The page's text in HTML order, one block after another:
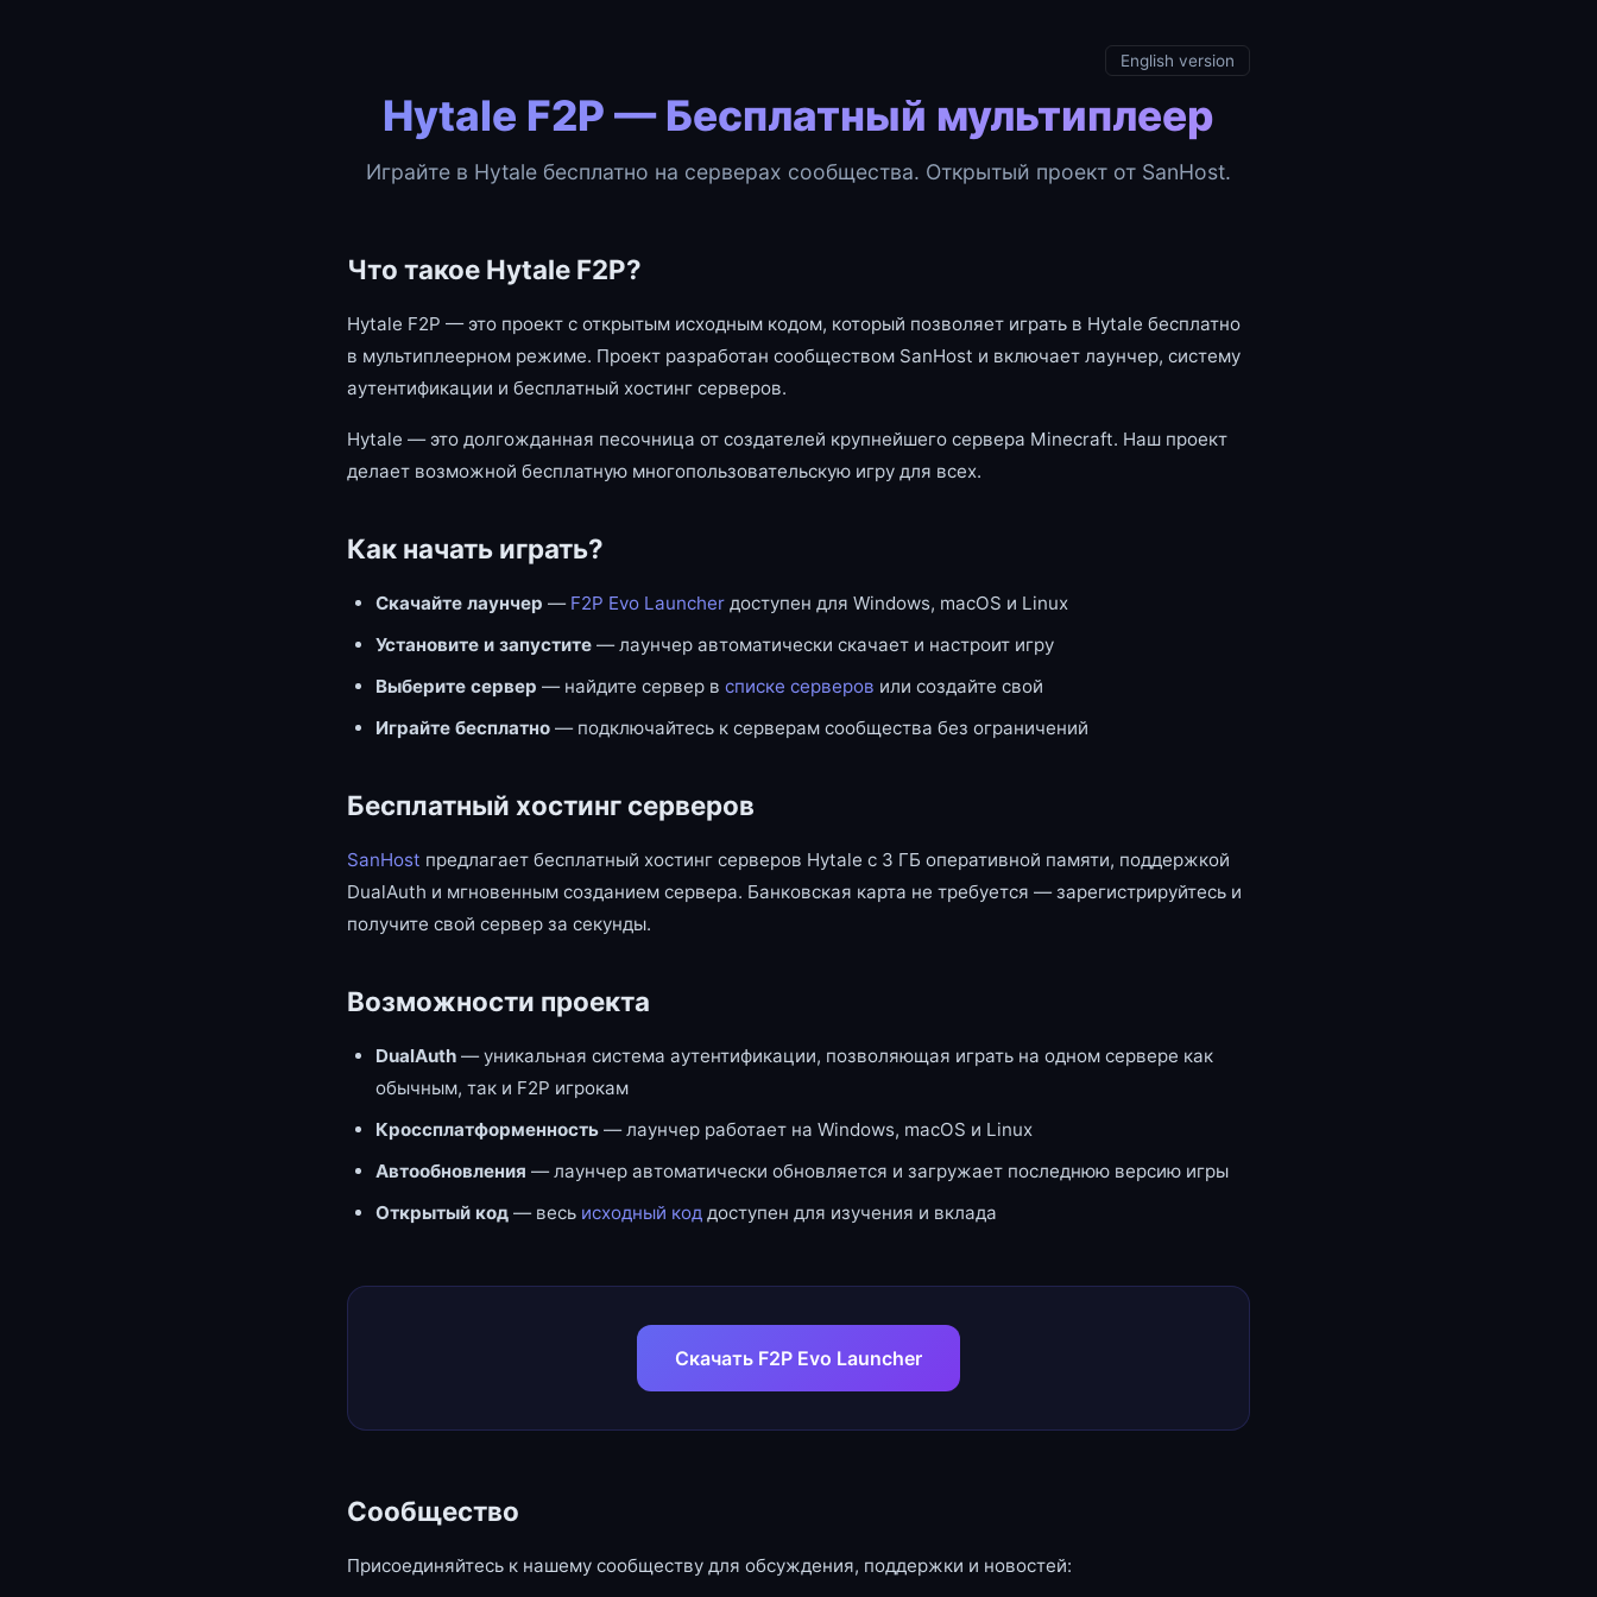
English version
Hytale F2P — Бесплатный мультиплеер
Играйте в Hytale бесплатно на серверах сообщества. Открытый проект от SanHost.
Что такое Hytale F2P?
Hytale F2P — это проект с открытым исходным кодом, который позволяет играть в Hytale бесплатно
в мультиплеерном режиме. Проект разработан сообществом SanHost и включает лаунчер, систему
аутентификации и бесплатный хостинг серверов.
Hytale — это долгожданная песочница от создателей крупнейшего сервера Minecraft. Наш проект
делает возможной бесплатную многопользовательскую игру для всех.
Как начать играть?
Скачайте лаунчер — F2P Evo Launcher доступен для Windows, macOS и Linux
Установите и запустите — лаунчер автоматически скачает и настроит игру
Выберите сервер — найдите сервер в списке серверов или создайте свой
Играйте бесплатно — подключайтесь к серверам сообщества без ограничений
Бесплатный хостинг серверов
SanHost предлагает бесплатный хостинг серверов Hytale с 3 ГБ оперативной памяти, поддержкой
DualAuth и мгновенным созданием сервера. Банковская карта не требуется — зарегистрируйтесь и
получите свой сервер за секунды.
Возможности проекта
DualAuth — уникальная система аутентификации, позволяющая играть на одном сервере как
обычным, так и F2P игрокам
Кроссплатформенность — лаунчер работает на Windows, macOS и Linux
Автообновления — лаунчер автоматически обновляется и загружает последнюю версию игры
Открытый код — весь исходный код доступен для изучения и вклада
Скачать F2P Evo Launcher
Сообщество
Присоединяйтесь к нашему сообществу для обсуждения, поддержки и новостей: